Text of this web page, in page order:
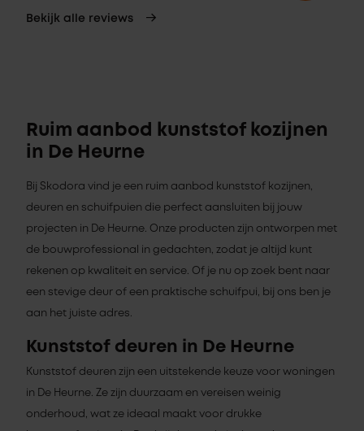
Bekijk alle reviews
Ruim aanbod kunststof kozijnen
in De Heurne
Bij Skodora vind je een ruim aanbod kunststof kozijnen,
deuren en schuifpuien die perfect aansluiten bij jouw
projecten in De Heurne. Onze producten zijn ontworpen met
de bouwprofessional in gedachten, zodat je altijd kunt
rekenen op kwaliteit en service. Of je nu op zoek bent naar
een stevige deur of een praktische schuifpui, bij ons ben je
aan het juiste adres.
Kunststof deuren in De Heurne
Kunststof deuren zijn een uitstekende keuze voor woningen
in De Heurne. Ze zijn duurzaam en vereisen weinig
onderhoud, wat ze ideaal maakt voor drukke